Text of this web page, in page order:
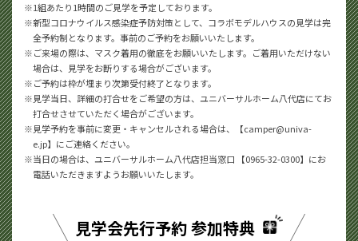
1組あたり1時間のご見学を予定しております。
新型コロナウイルス感染症予防対策として、コラボモデルハウスの見学は完
全予約制となります。事前のご予約をお願いいたします。
ご来場の際は、マスク着用の徹底をお願いいたします。ご着用いただけない
場合は、見学をお断りする場合がございます。
ご予約は枠が埋まり次第受付終了となります。
見学当日、詳細の打合せをご希望の方は、ユニバーサルホーム八代店にてお
打合せさせていただく場合がございます。
見学予約を事前に変更・キャンセルされる場合は、【camper@univa-
e.jp】にご連絡ください。
当日の場合は、ユニバーサルホーム八代店担当窓口 【0965-32-0300】にお
電話いただきますようお願いいたします。
見学会先行予約 参加特典